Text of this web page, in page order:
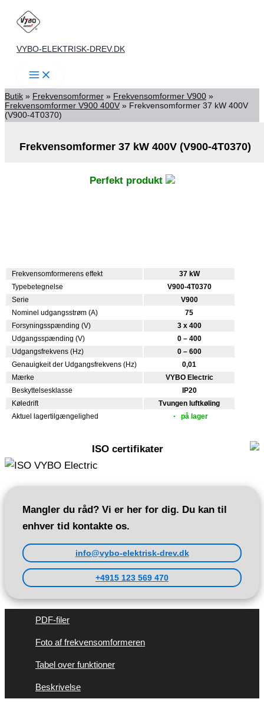
indholdet
VYBO-ELEKTRISK-DREV.DK
Butik » Frekvensomformer » Frekvensomformer V900 »
Frekvensomformer V900 400V » Frekvensomformer 37 kW 400V
(V900-4T0370)
Frekvensomformer 37 kW 400V (V900-4T0370)
Perfekt produkt
Frekvensomformerens effekt
37 kW
Typebetegnelse
V900-4T0370
Serie
V900
Nominel udgangsstrøm (A)
75
Forsyningsspænding (V)
3 x 400
Udgangsspænding (V)
0 – 400
Udgangsfrekvens (Hz)
0 – 600
Genauigkeit der Udgangsfrekvens (Hz)
0,01
Mærke
VYBO Electric
Beskyttelsesklasse
IP20
Køledrift
Tvungen luftkøling
Aktuel lagertilgængelighed
på lager
ISO certifikater
Mangler du råd? Vi er her for dig. Du kan til
enhver tid kontakte os.
info@vybo-elektrisk-drev.dk
+4915 123 569 470
PDF-filer
Foto af frekvensomformeren
Tabel over funktioner
Beskrivelse